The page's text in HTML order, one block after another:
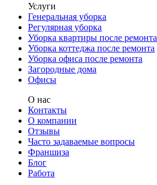
Услуги
Генеральная уборка
Регулярная уборка
Уборка квартиры после ремонта
Уборка коттеджа после ремонта
Уборка офиса после ремонта
Загородные дома
Офисы
О нас
Контакты
О компании
Отзывы
Часто задаваемые вопросы
Франшиза
Блог
Работа